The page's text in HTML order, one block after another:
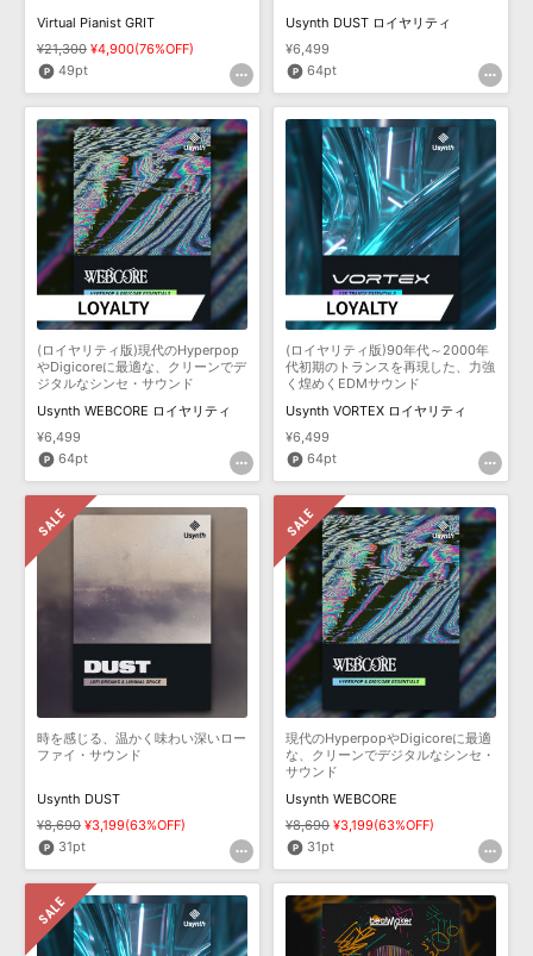
Virtual Pianist GRIT
¥21,300 ¥4,900(76%OFF)
49pt
Usynth DUST ロイヤリティ
¥6,499
64pt
(ロイヤリティ版)現代のHyperpop
やDigicoreに最適な、クリーンでデ
ジタルなシンセ・サウンド
Usynth WEBCORE ロイヤリティ
¥6,499
64pt
(ロイヤリティ版)90年代～2000年
代初期のトランスを再現した、力強
く煌めくEDMサウンド
Usynth VORTEX ロイヤリティ
¥6,499
64pt
時を感じる、温かく味わい深いロー
ファイ・サウンド
Usynth DUST
¥8,690 ¥3,199(63%OFF)
31pt
現代のHyperpopやDigicoreに最適
な、クリーンでデジタルなシンセ・
サウンド
Usynth WEBCORE
¥8,690 ¥3,199(63%OFF)
31pt